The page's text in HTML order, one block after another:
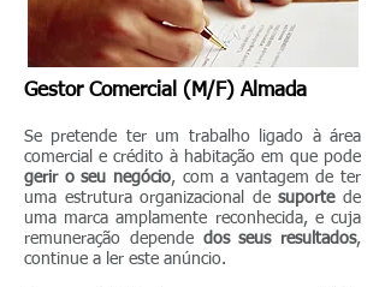
Gestor Comercial (M/F) Almada
Se pretende ter um trabalho ligado à área
comercial e crédito à habitação em que pode
gerir o seu negócio, com a vantagem de ter
uma estrutura organizacional desuportede
uma marca amplamente reconhecida, e cuja
remuneração depende dos seus resultados,
continue a ler este anúncio.